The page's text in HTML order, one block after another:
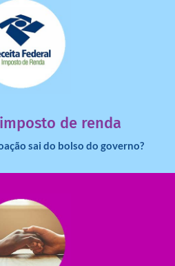
de renda
sai do bolso do governo?
de ir para o governo?
mais
mais